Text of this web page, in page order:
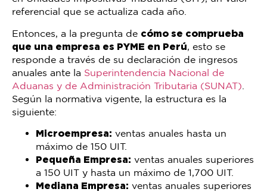
referencial que se actualiza cada año.
Entonces, a la pregunta de cómo se comprueba
que una empresa es PYME en Perú, esto se
responde a través de su declaración de ingresos
anuales ante la Superintendencia Nacional de
Aduanas y de Administración Tributaria (SUNAT)
Según la normativa vigente, la estructura es la
siguiente:
Microempresa: ventas anuales hasta un
máximo de 150 UIT.
Pequeña Empresa: ventas anuales superiores
a 150 UIT y hasta un máximo de 1,700 UIT.
Mediana Empresa: ventas anuales superiores